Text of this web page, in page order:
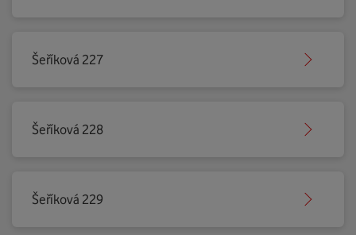
Šeříková 227
Šeříková 228
Šeříková 229